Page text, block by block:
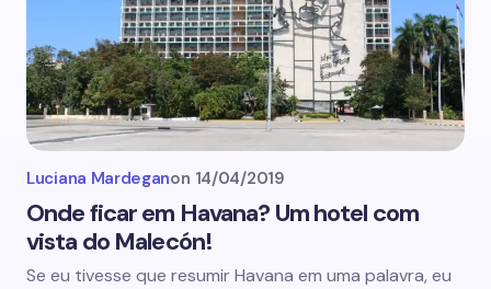
Luciana Mardeganon 14/04/2019
Onde ficar em Havana? Um hotel com
vista do Malecón!
Se eu tivesse que resumir Havana em uma palavra, eu